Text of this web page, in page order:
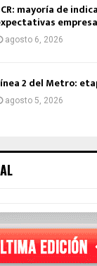
mayoría de
agosto 6, 2026
2 del Metro:
agosto 5, 2026